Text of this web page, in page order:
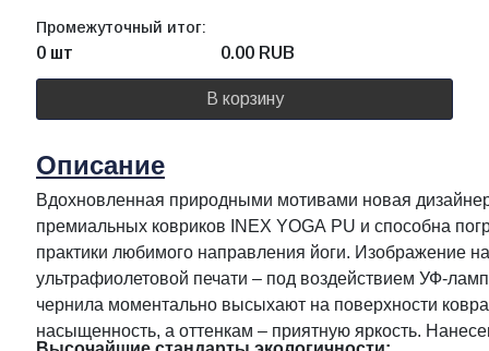
Промежуточный итог:
0 шт 0.00 RUB
В корзину
Описание
Вдохновленная природными мотивами новая
премиальных ковриков INEX YOGA PU и способна
практики любимого направления йоги. Изображение
ультрафиолетовой печати – под воздействием УФ-
чернила моментально высыхают на поверхности
насыщенность, а оттенкам – приятную яркость.